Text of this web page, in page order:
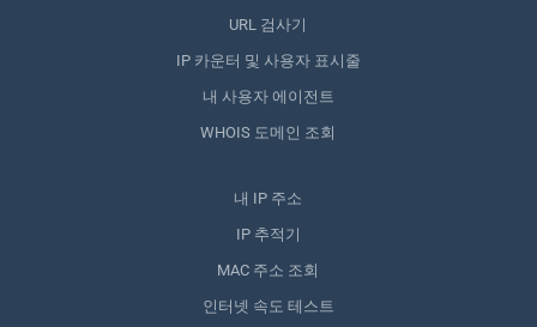
URL 검사기
IP 카운터 및 사용자 표시줄
내 사용자 에이전트
WHOIS 도메인 조회
내 IP 주소
IP 추적기
MAC 주소 조회
인터넷 속도 테스트